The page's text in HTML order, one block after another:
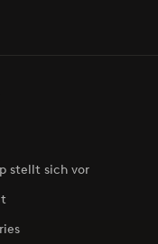
stellt sich vor